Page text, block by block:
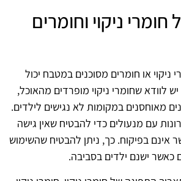
חומרי ניקוי וחומרים
ניקוי או חומרים מסוכנים במטבח יכול
לוודא שחומרי ניקוי מופרדים מהאוכל,
מאוחסנים במקומות לא נגישים לילדים.
עם מנעולים כדי להבטיח שאין גישה
אינם בפיקוח. כך, ניתן להבטיח שהשימוש
כאשר ישנם ילדים בסביבה.